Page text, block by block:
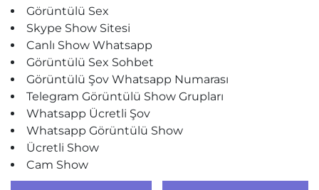
Görüntülü Sex
Skype Show Sitesi
Canlı Show Whatsapp
Görüntülü Sex Sohbet
Görüntülü Şov Whatsapp Numarası
Telegram Görüntülü Show Grupları
Whatsapp Ücretli Şov
Whatsapp Görüntülü Show
Ücretli Show
Cam Show